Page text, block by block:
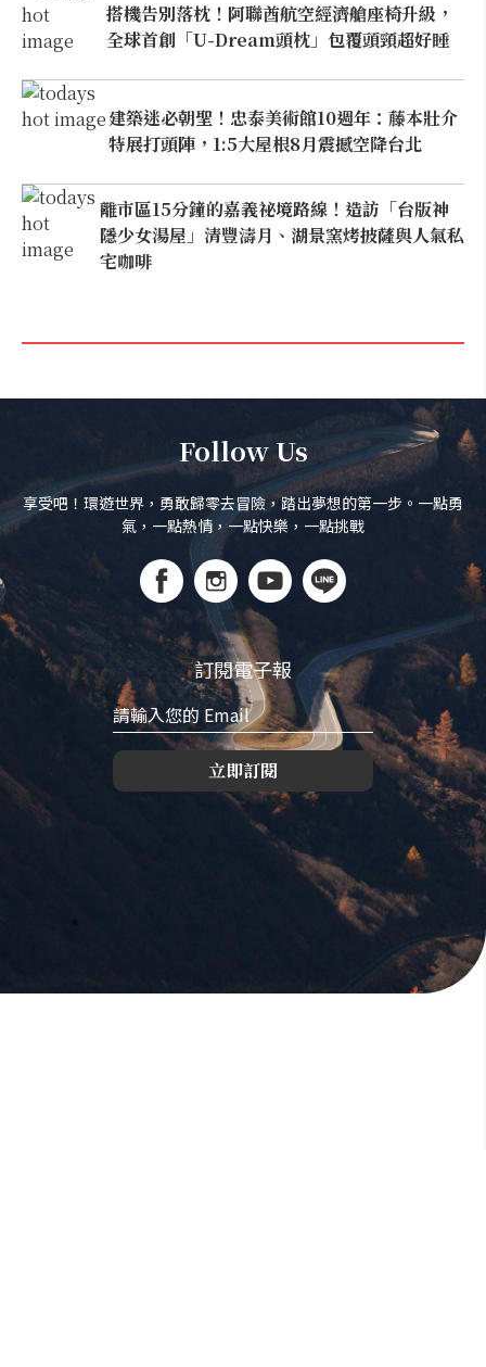
搭機告別落枕！阿聯酋航空經濟艙座椅升級，
全球首創「U-Dream頭枕」包覆頭頸超好睡
建築迷必朝聖！忠泰美術館10週年：藤本壯介
特展打頭陣，1:5大屋根8月震撼空降台北
離市區15分鐘的嘉義祕境路線！造訪「台版神
隱少女湯屋」清豐濤月、湖景窯烤披薩與人氣私
宅咖啡
Follow Us
享受吧！環遊世界，勇敢歸零去冒險，踏出夢想的第一步。一點勇
氣，一點熱情，一點快樂，一點挑戰
訂閱電子報
立即訂閱